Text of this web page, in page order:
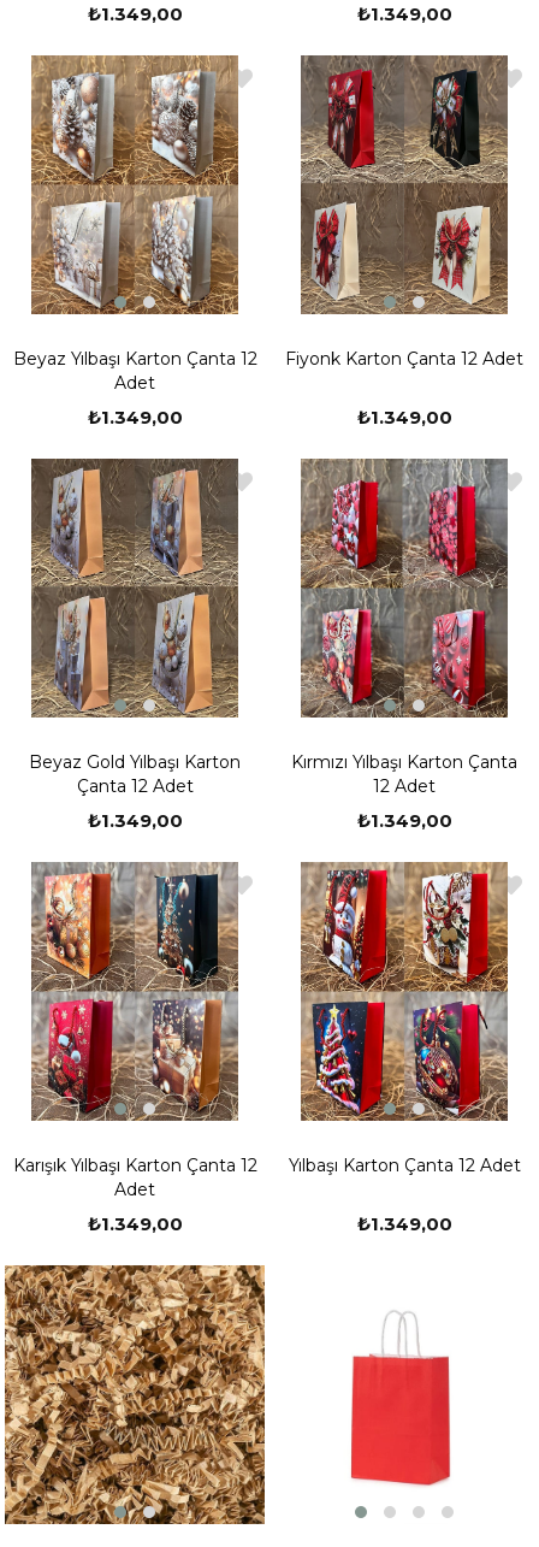
₺1.349,00 ₺1.349,00
Beyaz Yılbaşı Karton Çanta 12
Adet
₺1.349,00
Fiyonk Karton Çanta 12 Adet
₺1.349,00
Beyaz Gold Yılbaşı Karton
Çanta 12 Adet
₺1.349,00
Kırmızı Yılbaşı Karton Çanta
12 Adet
₺1.349,00
Karışık Yılbaşı Karton Çanta 12
Adet
₺1.349,00
Yılbaşı Karton Çanta 12 Adet
₺1.349,00